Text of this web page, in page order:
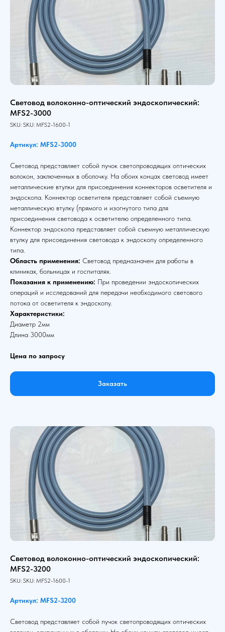
Световод волоконно-оптический эндоскопический:
MFS2-3000
SKU: SKU: MFS2-1600-1
Артикул: MFS2-3000
Световод представляет собой пучок светопроводящих оптических
волокон, заключенных в оболочку. На обоих концах световод имеет
металлические втулки для присоединения коннекторов осветителя и
эндоскопа. Коннектор осветителя представляет собой съемную
металлическую втулку (прямого и изогнутого типа для
присоединения световода к осветителю определенного типа.
Коннектор эндоскопа представляет собой съемную металлическую
втулку для присоединения световода к эндоскопу определенного
типа.
Область применения: Световод предназначен для работы в
клиниках, больницах и госпиталях.
Показания к применению: При проведении эндоскопических
операций и исследований для передачи необходимого светового
потока от осветителя к эндоскопу.
Характеристики:
Диаметр 2мм
Длина 3000мм
Цена по запросу
Заказать
Световод волоконно-оптический эндоскопический:
MFS2-3200
SKU: SKU: MFS2-1600-1
Артикул: MFS2-3200
Световод представляет собой пучок светопроводящих оптических